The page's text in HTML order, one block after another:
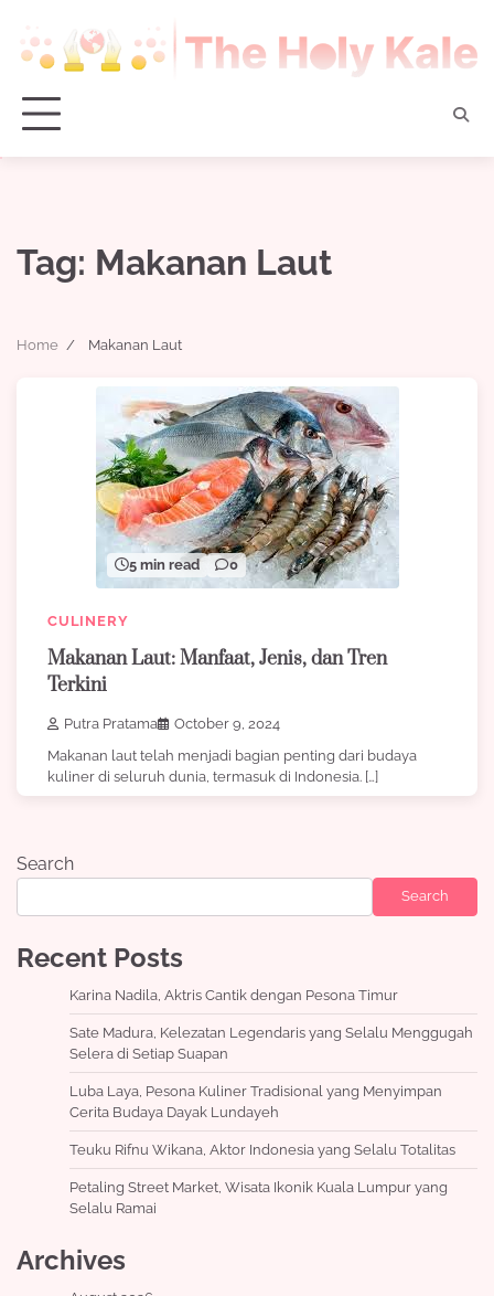
content
Tag: Makanan Laut
Home Makanan Laut
5 min read 0
CULINERY
Makanan Laut: Manfaat, Jenis, dan Tren
Terkini
Putra Pratama
October 9, 2024
Makanan laut telah menjadi bagian penting dari budaya
kuliner di seluruh dunia, termasuk di Indonesia. […]
Search
Search
Recent Posts
Karina Nadila, Aktris Cantik dengan Pesona Timur
Sate Madura, Kelezatan Legendaris yang Selalu Menggugah
Selera di Setiap Suapan
Luba Laya, Pesona Kuliner Tradisional yang Menyimpan
Cerita Budaya Dayak Lundayeh
Teuku Rifnu Wikana, Aktor Indonesia yang Selalu Totalitas
Petaling Street Market, Wisata Ikonik Kuala Lumpur yang
Selalu Ramai
Archives